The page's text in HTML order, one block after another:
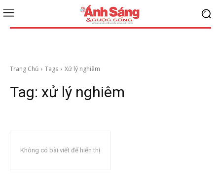
Trang Chủ Tags Xử lý nghiêm
Tag: xử lý nghiêm
Không có bài viết để hiển thị